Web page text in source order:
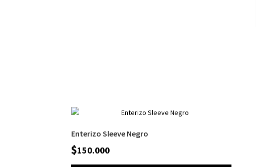
Enterizo Sleeve Negro
$150.000